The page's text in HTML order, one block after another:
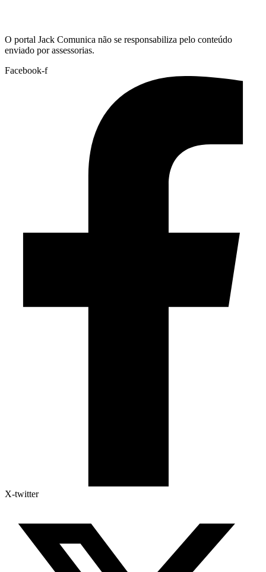
O portal Jack Comunica não se responsabiliza pelo conteúdo
enviado por assessorias.
Facebook-f
X-twitter